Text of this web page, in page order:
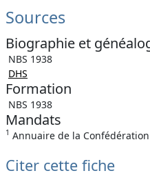
Sources
Biographie et
NBS 1938
DHS
Formation
NBS 1938
Mandats
1 Annuaire de la
Citer cette fiche